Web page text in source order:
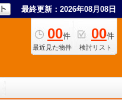
最終更新：2026年08月08日
00件
最近見た物件
00件
検討リスト